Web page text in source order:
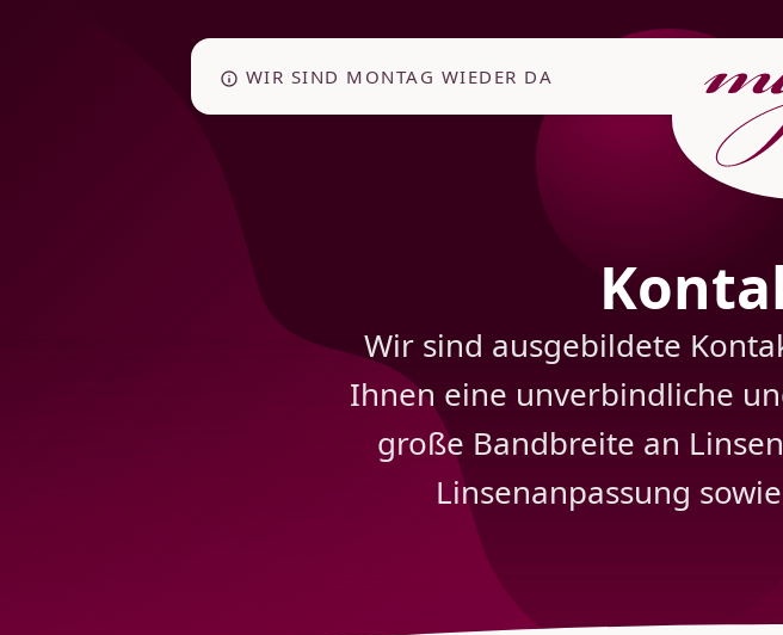
WIR SIND MONTAG WIEDER DA
Wir sind ausgebildete
Ihnen eine unverbindliche
große Bandbreite an
Linsenanpassung